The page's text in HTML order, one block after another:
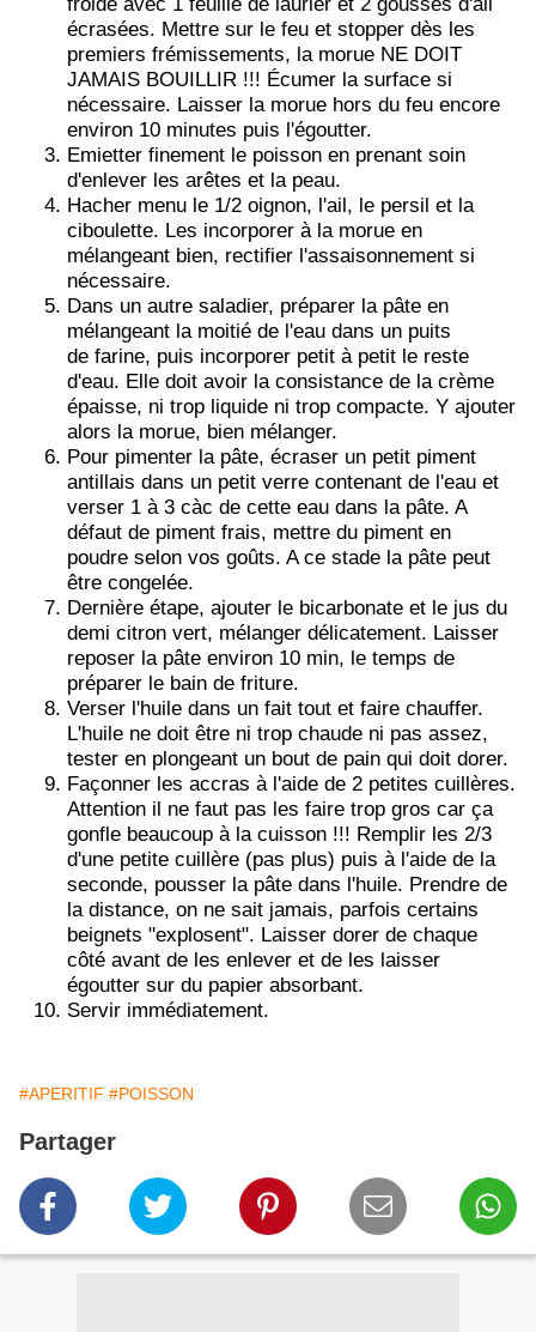
écrasées. Mettre sur le feu et stopper dès les
premiers frémissements, la morue NE DOIT
JAMAIS BOUILLIR !!! Écumer la surface si
nécessaire. Laisser la morue hors du feu encore
environ 10 minutes puis l'égoutter.
Emietter finement le poisson en prenant soin
d'enlever les arêtes et la peau.
Hacher menu le 1/2 oignon, l'ail, le persil et la
ciboulette. Les incorporer à la morue en
mélangeant bien, rectifier l'assaisonnement si
nécessaire.
Dans un autre saladier, préparer la pâte en
mélangeant la moitié de l'eau dans un puits
de farine, puis incorporer petit à petit le reste
d'eau. Elle doit avoir la consistance de la crème
épaisse, ni trop liquide ni trop compacte. Y ajouter
alors la morue, bien mélanger.
Pour pimenter la pâte, écraser un petit piment
antillais dans un petit verre contenant de l'eau et
verser 1 à 3 càc de cette eau dans la pâte. A
défaut de piment frais, mettre du piment en
poudre selon vos goûts. A ce stade la pâte peut
être congelée.
Dernière étape, ajouter le bicarbonate et le jus du
demi citron vert, mélanger délicatement. Laisser
reposer la pâte environ 10 min, le temps de
préparer le bain de friture.
Verser l'huile dans un fait tout et faire chauffer.
L'huile ne doit être ni trop chaude ni pas assez,
tester en plongeant un bout de pain qui doit dorer.
Façonner les accras à l'aide de 2 petites cuillères.
Attention il ne faut pas les faire trop gros car ça
gonfle beaucoup à la cuisson !!! Remplir les 2/3
d'une petite cuillère (pas plus) puis à l'aide de la
seconde, pousser la pâte dans l'huile. Prendre de
la distance, on ne sait jamais, parfois certains
beignets "explosent". Laisser dorer de chaque
côté avant de les enlever et de les laisser
égoutter sur du papier absorbant.
Servir immédiatement.
#APERITIF #POISSON
Partager